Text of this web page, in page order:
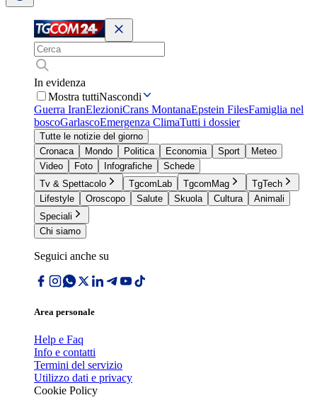
In evidenza
Mostra tuttiNascondi
Guerra IranElezioniCrans MontanaEpstein FilesFamiglia nel
boscoGarlascoEmergenza ClimaTutti i dossier
Tutte le notizie del giorno
Cronaca
Mondo Politica Economia Sport
Meteo
Video
Foto Infografiche
Schede
Tv & Spettacolo
TgcomLab TgcomMag
TgTech
Lifestyle
Oroscopo Salute Skuola Cultura
Animali
Speciali
Chi siamo
Seguici anche su
Area personale
Help e Faq
Info e contatti
Termini del servizio
Utilizzo dati e privacy
Cookie Policy